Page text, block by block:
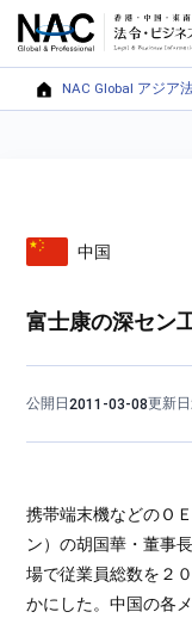
NAC Global アジア
中国
富士康の深セン
公開日2011-03-08更新日
携帯端末機などのＯ
ン）の胡国華・董事
場で従業員総数を２
かにした。中国の各